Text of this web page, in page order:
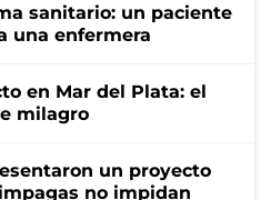
sanitario: un paciente
una enfermera
en Mar del Plata: el
milagro
un proyecto
no impidan